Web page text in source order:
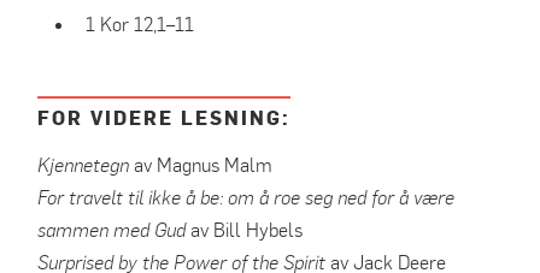
1 Kor 12,1–11
FOR VIDERE LESNING:
Kjennetegn av Magnus Malm
For travelt til ikke å be: om å roe seg ned for å være
sammen med Gudav Bill Hybels
Surprised by the Power of the Spirit av Jack Deere